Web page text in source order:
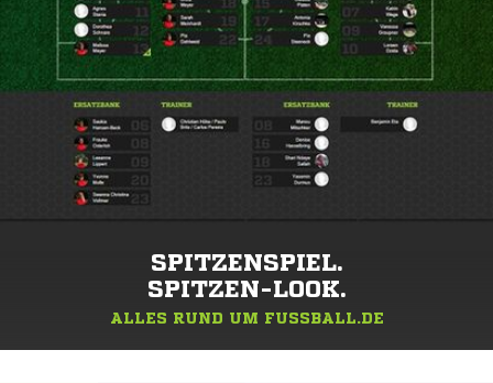
SPITZENSPIEL.
SPITZEN-LOOK.
ALLES RUND UM FUSSBALL.DE